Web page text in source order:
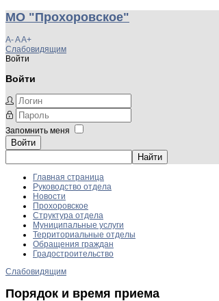
МО "Прохоровское"
A-AA+
Слабовидящим
Войти
Войти
Запомнить меня
Войти
Главная страница
Руководство отдела
Новости
Прохоровское
Структура отдела
Муниципальные услуги
Территориальные отделы
Обращения граждан
Градостроительство
Слабовидящим
Порядок и время приема